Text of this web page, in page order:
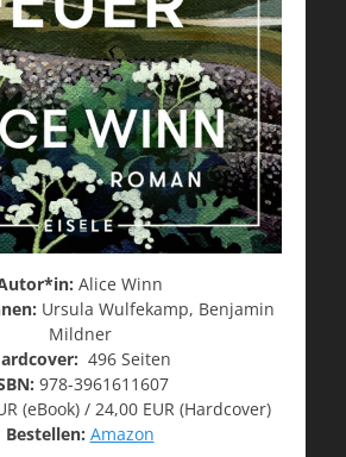
Alice Winn
Ursula Wulfekamp, Benjamin
Mildner
496 Seiten
978-3961611607
(eBook) / 24,00 EUR (Hardcover)
Bestellen: Amazon